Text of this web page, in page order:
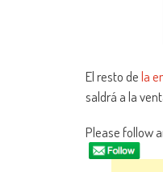
El resto dela
saldrá a la
Please follow